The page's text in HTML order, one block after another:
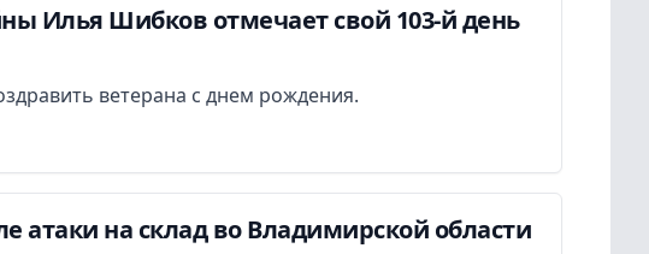
Илья Шибков отмечает свой 103-й день
ветерана с днем рождения.
атаки на склад во Владимирской области